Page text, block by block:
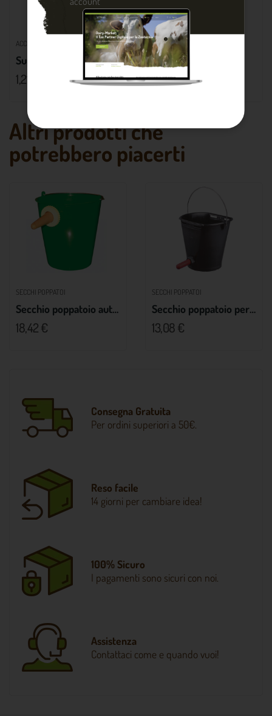
ACCESSORI SECCHI E BIBERON
Supporto secchio poppatoio
1,21 €
ACCESSORI SECCHI E BIBERON
Tettarella per agnelli
0,95 €
Altri prodotti che
potrebbero piacerti
SECCHI POPPATOI
Secchio poppatoio autopescante
18,42 €
SECCHI POPPATOI
Secchio poppatoio per vitelli
13,08 €
Consegna Gratuita
Per ordini superiori a 50€.
Reso facile
14 giorni per cambiare idea!
100% Sicuro
I pagamenti sono sicuri con noi.
Assistenza
Contattaci come e quando vuoi!